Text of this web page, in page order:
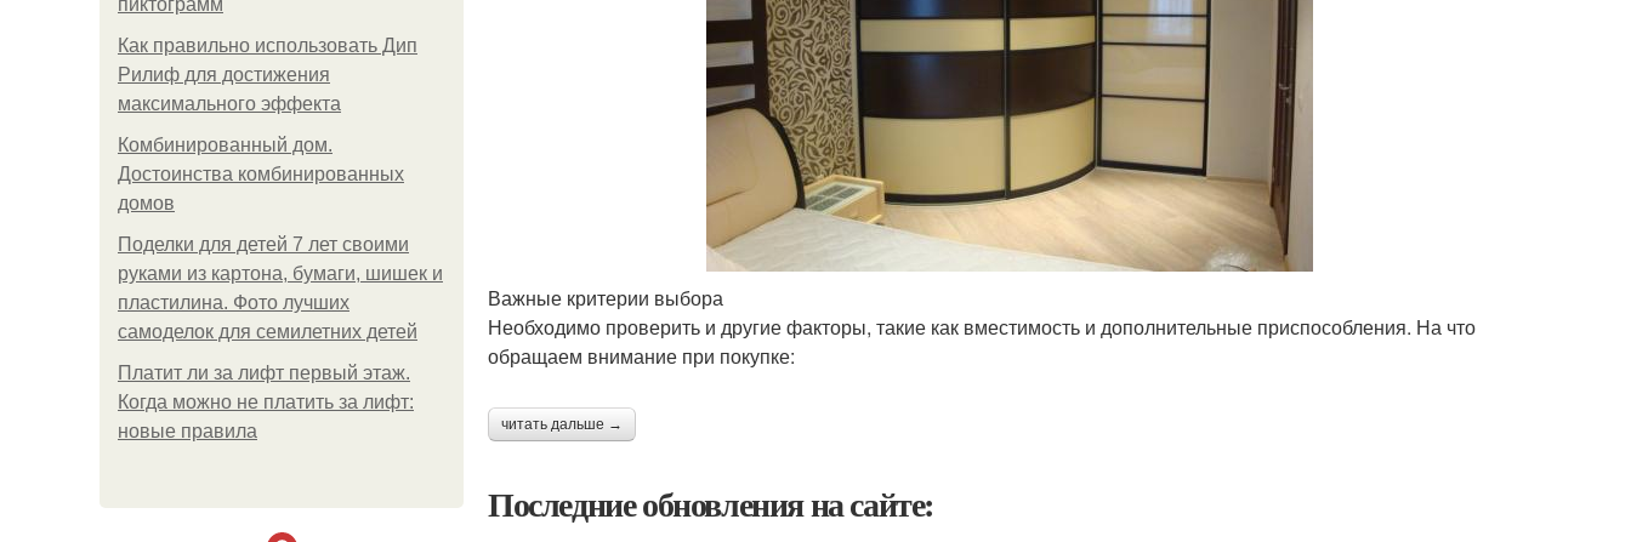
пиктограмм
Как правильно использовать Дип
Рилиф для достижения
максимального эффекта
Комбинированный дом.
Достоинства комбинированных
домов
Поделки для детей 7 лет своими
руками из картона, бумаги, шишек и
пластилина. Фото лучших
самоделок для семилетних детей
Платит ли за лифт первый этаж.
Когда можно не платить за лифт:
новые правила
Важные критерии выбора
Необходимо проверить и другие факторы, такие как вместимость и дополнительные приспособления. На что
обращаем внимание при покупке:
читать дальше →
Последние обновления на сайте: